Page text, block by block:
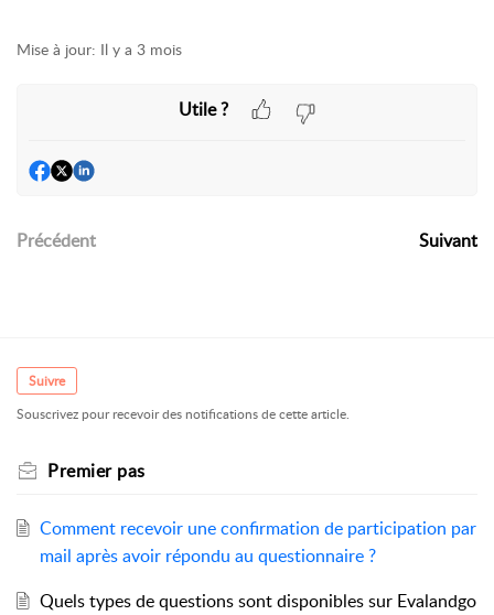
Mise à jour: Il y a 3 mois
Utile ?
Précédent Suivant
Suivre
Souscrivez pour recevoir des notifications de cette article.
Premier pas
Comment recevoir une confirmation de participation par
mail après avoir répondu au questionnaire ?
Quels types de questions sont disponibles sur Evalandgo